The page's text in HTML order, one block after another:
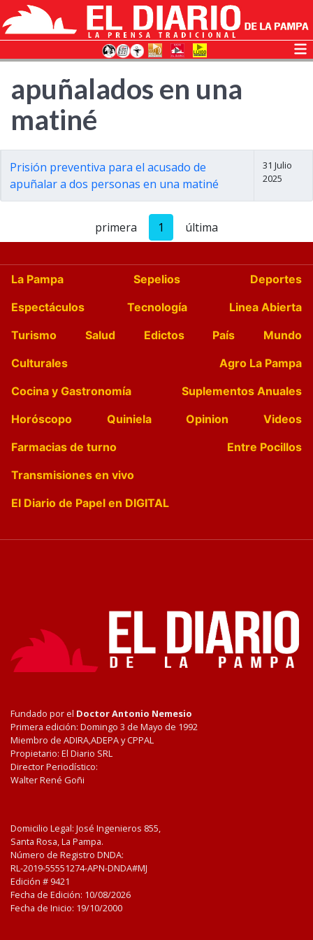
apuñalados en una
matiné
Prisión preventiva para el acusado de
apuñalar a dos personas en una matiné
31 Julio
2025
primera 1 última
La Pampa Sepelios
Deportes
Espectáculos
Tecnología
Linea Abierta
Turismo
Salud Edictos País
Mundo
Culturales
Agro La Pampa
Cocina y Gastronomía
Suplementos Anuales
Horóscopo
Quiniela Opinion
Videos
Farmacias de turno
Entre Pocillos
Transmisiones en vivo
El Diario de Papel en DIGITAL
Fundado por el Doctor Antonio Nemesio
Primera edición: Domingo 3 de Mayo de 1992
Miembro de ADIRA,ADEPA y CPPAL
Propietario: El Diario SRL
Director Periodístico:
Walter René Goñi
Domicilio Legal: José Ingenieros 855,
Santa Rosa, La Pampa.
Número de Registro DNDA:
RL-2019-55551274-APN-DNDA#MJ
Edición # 9421
Fecha de Edición: 10/08/2026
Fecha de Inicio: 19/10/2000